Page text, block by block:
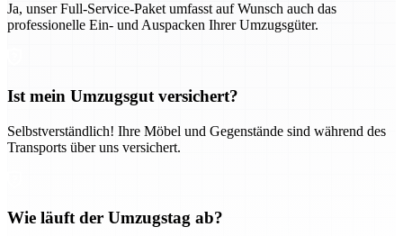
Ja, unser Full-Service-Paket umfasst auf Wunsch auch das
professionelle Ein- und Auspacken Ihrer Umzugsgüter.
Ist mein Umzugsgut versichert?
Selbstverständlich! Ihre Möbel und Gegenstände sind während des
Transports über uns versichert.
Wie läuft der Umzugstag ab?